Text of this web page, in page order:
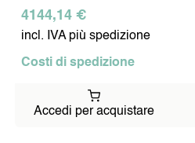
4144,14 €
incl. IVA più spedizione
Costi di spedizione
Accedi per acquistare